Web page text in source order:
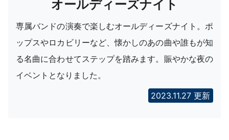
オールディーズナイト
専属バンドの演奏で楽しむオールディーズナイト。ポ
ップスやロカビリーなど、懐かしのあの曲や誰もが知
る名曲に合わせてステップを踏みます。賑やかな夜の
イベントとなりました。
2023.11.27 更新